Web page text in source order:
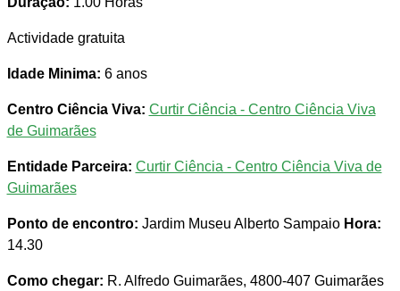
Actividade gratuita
Idade Minima: 6 anos
Centro Ciência Viva: Curtir Ciência - Centro Ciência Viva
de Guimarães
Entidade Parceira: Curtir Ciência - Centro Ciência Viva de
Guimarães
Ponto de encontro: Jardim Museu Alberto Sampaio Hora:
14.30
Como chegar: R. Alfredo Guimarães, 4800-407 Guimarães